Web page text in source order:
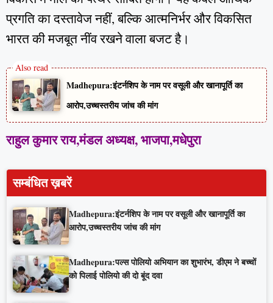
प्रगति का दस्तावेज नहीं, बल्कि आत्मनिर्भर और विकसित
भारत की मजबूत नींव रखने वाला बजट है।
Madhepura:इंटर्नशिप के नाम पर वसूली और खानापूर्ति का
आरोप,उच्चस्तरीय जांच की मांग
राहुल कुमार राय,मंडल अध्यक्ष, भाजपा,मधेपुरा
सम्बंधित ख़बरें
Madhepura:इंटर्नशिप के नाम पर वसूली और खानापूर्ति का
आरोप,उच्चस्तरीय जांच की मांग
Madhepura:पल्स पोलियो अभियान का शुभारंभ, डीएम ने बच्चों
को पिलाई पोलियो की दो बूंद दवा